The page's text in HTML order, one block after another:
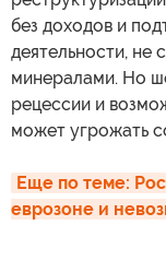
без доходов и
деятельности, не
минералами. Но
рецессии и
может угрожать
Еще по теме:
еврозоне и